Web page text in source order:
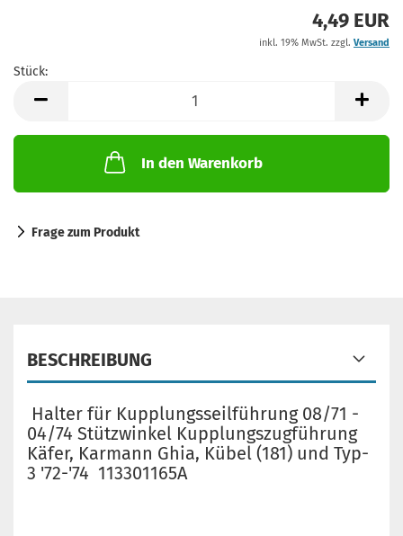
4,49 EUR
inkl. 19% MwSt. zzgl. Versand
Stück:
In den Warenkorb
Frage zum Produkt
BESCHREIBUNG
Halter für Kupplungsseilführung 08/71 -
04/74 Stützwinkel Kupplungszugführung
Käfer, Karmann Ghia, Kübel (181) und Typ-
3 '72-'74 113301165A